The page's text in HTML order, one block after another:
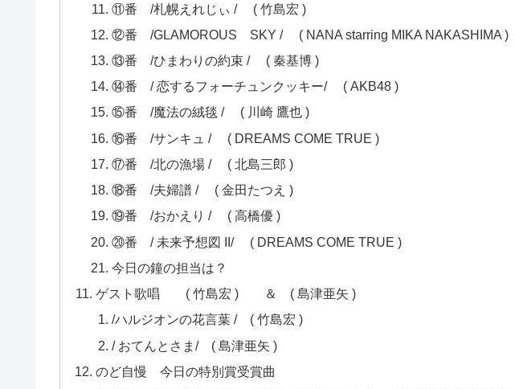
⑪番 /札幌えれじぃ / ( 竹島宏 )
⑫番 /GLAMOROUS SKY / ( NANA starring MIKA NAKASHIMA )
⑬番 /ひまわりの約束 / ( 秦基博 )
⑭番 / 恋するフォーチュンクッキー/ ( AKB48 )
⑮番 /魔法の絨毯 / ( 川崎 鷹也 )
⑯番 /サンキュ / ( DREAMS COME TRUE )
⑰番 /北の漁場 / ( 北島三郎 )
⑱番 /夫婦譜 / ( 金田たつえ )
⑲番 /おかえり / ( 高橋優 )
⑳番 / 未来予想図 II/ ( DREAMS COME TRUE )
今日の鐘の担当は？
ゲスト歌唱 ( 竹島宏 ) ＆ ( 島津亜矢 )
/ハルジオンの花言葉 / ( 竹島宏 )
/ おてんとさま/ ( 島津亜矢 )
のど自慢 今日の特別賞受賞曲